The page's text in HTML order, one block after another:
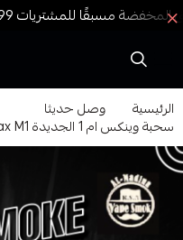
الرئيسية وصل حديثا
سحبة وينكس ام 1 الجديدة Geekvape Wenax M1